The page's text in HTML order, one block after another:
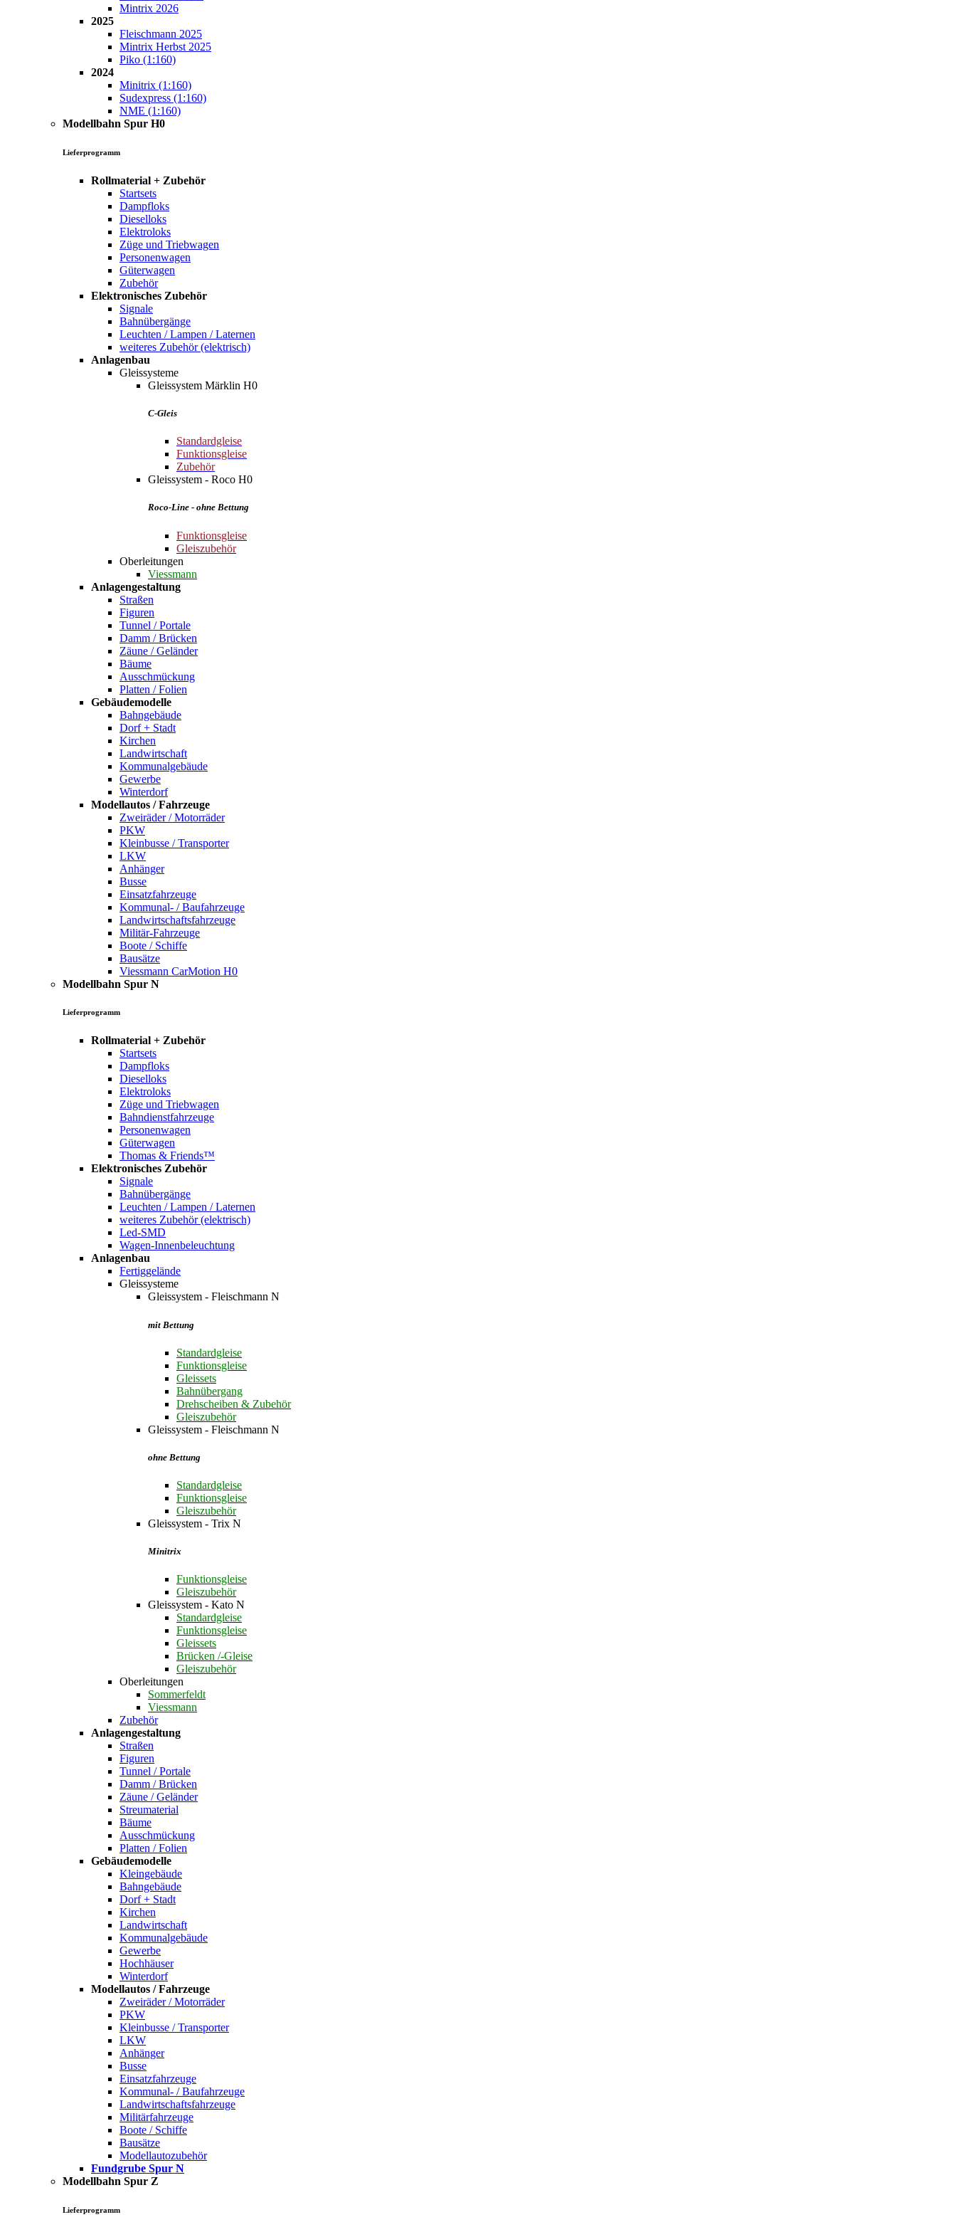
Mintrix 2026
2025
Fleischmann 2025
Mintrix Herbst 2025
Piko (1:160)
2024
Minitrix (1:160)
Sudexpress (1:160)
NME (1:160)
Modellbahn Spur H0
Lieferprogramm
Rollmaterial + Zubehör
Startsets
Dampfloks
Dieselloks
Elektroloks
Züge und Triebwagen
Personenwagen
Güterwagen
Zubehör
Elektronisches Zubehör
Signale
Bahnübergänge
Leuchten / Lampen / Laternen
weiteres Zubehör (elektrisch)
Anlagenbau
Gleissysteme
Gleissystem Märklin H0
C-Gleis
Standardgleise
Funktionsgleise
Zubehör
Gleissystem - Roco H0
Roco-Line - ohne Bettung
Funktionsgleise
Gleiszubehör
Oberleitungen
Viessmann
Anlagengestaltung
Straßen
Figuren
Tunnel / Portale
Damm / Brücken
Zäune / Geländer
Bäume
Ausschmückung
Platten / Folien
Gebäudemodelle
Bahngebäude
Dorf + Stadt
Kirchen
Landwirtschaft
Kommunalgebäude
Gewerbe
Winterdorf
Modellautos / Fahrzeuge
Zweiräder / Motorräder
PKW
Kleinbusse / Transporter
LKW
Anhänger
Busse
Einsatzfahrzeuge
Kommunal- / Baufahrzeuge
Landwirtschaftsfahrzeuge
Militär-Fahrzeuge
Boote / Schiffe
Bausätze
Viessmann CarMotion H0
Modellbahn Spur N
Lieferprogramm
Rollmaterial + Zubehör
Startsets
Dampfloks
Dieselloks
Elektroloks
Züge und Triebwagen
Bahndienstfahrzeuge
Personenwagen
Güterwagen
Thomas & Friends™
Elektronisches Zubehör
Signale
Bahnübergänge
Leuchten / Lampen / Laternen
weiteres Zubehör (elektrisch)
Led-SMD
Wagen-Innenbeleuchtung
Anlagenbau
Fertiggelände
Gleissysteme
Gleissystem - Fleischmann N
mit Bettung
Standardgleise
Funktionsgleise
Gleissets
Bahnübergang
Drehscheiben & Zubehör
Gleiszubehör
Gleissystem - Fleischmann N
ohne Bettung
Standardgleise
Funktionsgleise
Gleiszubehör
Gleissystem - Trix N
Minitrix
Funktionsgleise
Gleiszubehör
Gleissystem - Kato N
Standardgleise
Funktionsgleise
Gleissets
Brücken /-Gleise
Gleiszubehör
Oberleitungen
Sommerfeldt
Viessmann
Zubehör
Anlagengestaltung
Straßen
Figuren
Tunnel / Portale
Damm / Brücken
Zäune / Geländer
Streumaterial
Bäume
Ausschmückung
Platten / Folien
Gebäudemodelle
Kleingebäude
Bahngebäude
Dorf + Stadt
Kirchen
Landwirtschaft
Kommunalgebäude
Gewerbe
Hochhäuser
Winterdorf
Modellautos / Fahrzeuge
Zweiräder / Motorräder
PKW
Kleinbusse / Transporter
LKW
Anhänger
Busse
Einsatzfahrzeuge
Kommunal- / Baufahrzeuge
Landwirtschaftsfahrzeuge
Militärfahrzeuge
Boote / Schiffe
Bausätze
Modellautozubehör
Fundgrube Spur N
Modellbahn Spur Z
Lieferprogramm